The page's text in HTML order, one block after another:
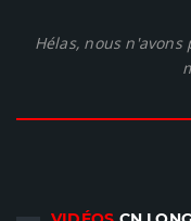
Hélas, nous